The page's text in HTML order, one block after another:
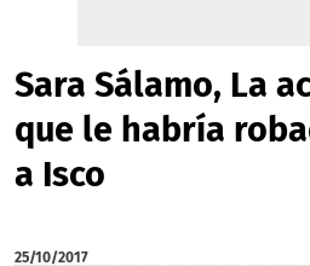
Sara Sálamo, La
que le habría
a Isco
25/10/2017